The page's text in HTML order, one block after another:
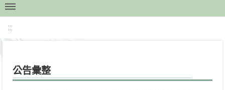
:::
公告彙整